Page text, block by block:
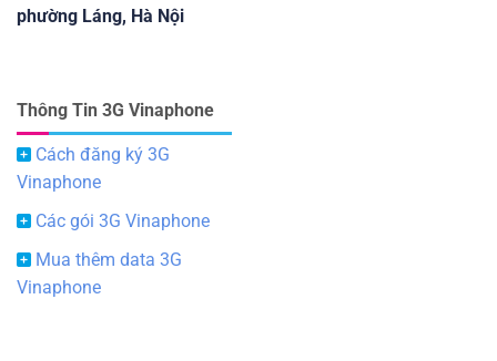
phường Láng, Hà Nội
Thông Tin 3G Vinaphone
Cách đăng ký 3G
Vinaphone
Các gói 3G Vinaphone
Mua thêm data 3G
Vinaphone